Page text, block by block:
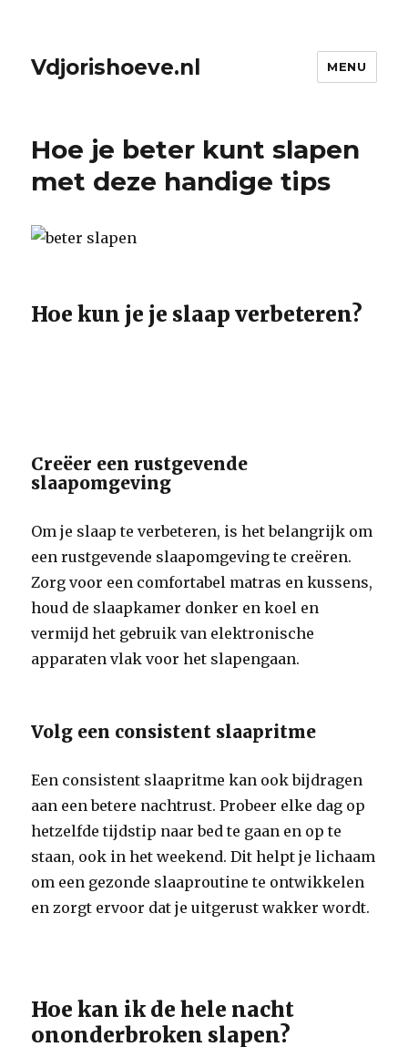
Vdjorishoeve.nl MENU
Hoe je beter kunt slapen
met deze handige tips
Hoe kun je je slaap verbeteren?
Creëer een rustgevende
slaapomgeving
Om je slaap te verbeteren, is het belangrijk om
een rustgevende slaapomgeving te creëren.
Zorg voor een comfortabel matras en kussens,
houd de slaapkamer donker en koel en
vermijd het gebruik van elektronische
apparaten vlak voor het slapengaan.
Volg een consistent slaapritme
Een consistent slaapritme kan ook bijdragen
aan een betere nachtrust. Probeer elke dag op
hetzelfde tijdstip naar bed te gaan en op te
staan, ook in het weekend. Dit helpt je lichaam
om een gezonde slaaproutine te ontwikkelen
en zorgt ervoor dat je uitgerust wakker wordt.
Hoe kan ik de hele nacht
ononderbroken slapen?